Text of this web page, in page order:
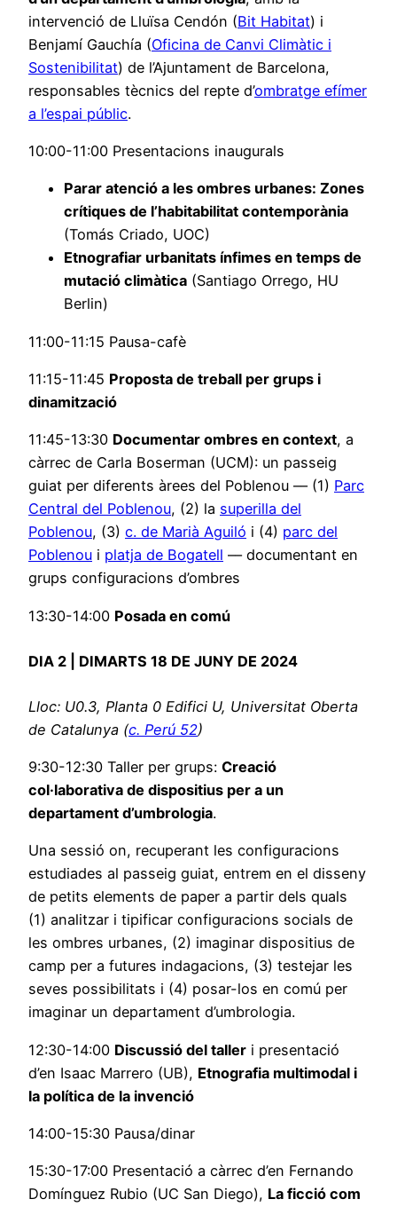
intervenció de Lluïsa Cendón (Bit Habitat) i
Benjamí Gauchía (Oficina de Canvi Climàtic i
Sostenibilitat) de l’Ajuntament de Barcelona,
responsables tècnics del repte d’ombratge efímer
a l’espai públic.
10:00-11:00 Presentacions inaugurals
Parar atenció a les ombres urbanes: Zones
crítiques de l’habitabilitat contemporània
(Tomás Criado, UOC)
Etnografiar urbanitats ínfimes en temps de
mutació climàtica (Santiago Orrego, HU
Berlin)
11:00-11:15 Pausa-cafè
11:15-11:45 Proposta de treball per grups i
dinamització
11:45-13:30 Documentar ombres en context, a
càrrec de Carla Boserman (UCM): un passeig
guiat per diferents àrees del Poblenou –– (1) Parc
Central del Poblenou, (2) la superilla del
Poblenou, (3) c. de Marià Aguiló i (4) parc del
Poblenou i platja de Bogatell –– documentant en
grups configuracions d’ombres
13:30-14:00 Posada en comú
DIA 2 | DIMARTS 18 DE JUNY DE 2024
Lloc: U0.3, Planta 0 Edifici U, Universitat Oberta
de Catalunya (c. Perú 52)
9:30-12:30 Taller per grups: Creació
col·laborativa de dispositius per a un
departament d’umbrologia.
Una sessió on, recuperant les configuracions
estudiades al passeig guiat, entrem en el disseny
de petits elements de paper a partir dels quals
(1) analitzar i tipificar configuracions socials de
les ombres urbanes, (2) imaginar dispositius de
camp per a futures indagacions, (3) testejar les
seves possibilitats i (4) posar-los en comú per
imaginar un departament d’umbrologia.
12:30-14:00 Discussió del taller i presentació
d’en Isaac Marrero (UB), Etnografia multimodal i
la política de la invenció
14:00-15:30 Pausa/dinar
15:30-17:00 Presentació a càrrec d’en Fernando
Domínguez Rubio (UC San Diego), La ficció com